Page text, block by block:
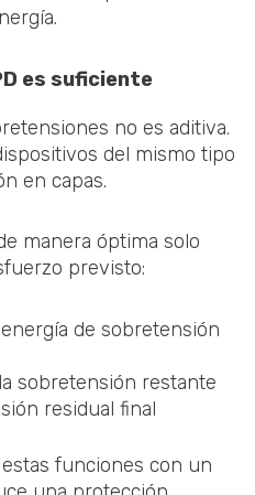
es suficiente
no es aditiva.
del mismo tipo
en capas.
manera óptima solo
previsto:
de sobretensión
sobretensión restante
residual final
funciones con un